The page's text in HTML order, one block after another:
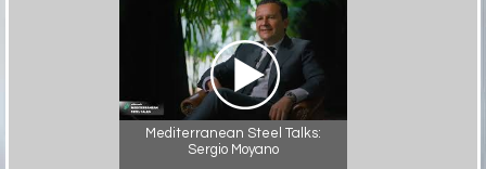
Mediterranean Steel Talks:
Sergio Moyano